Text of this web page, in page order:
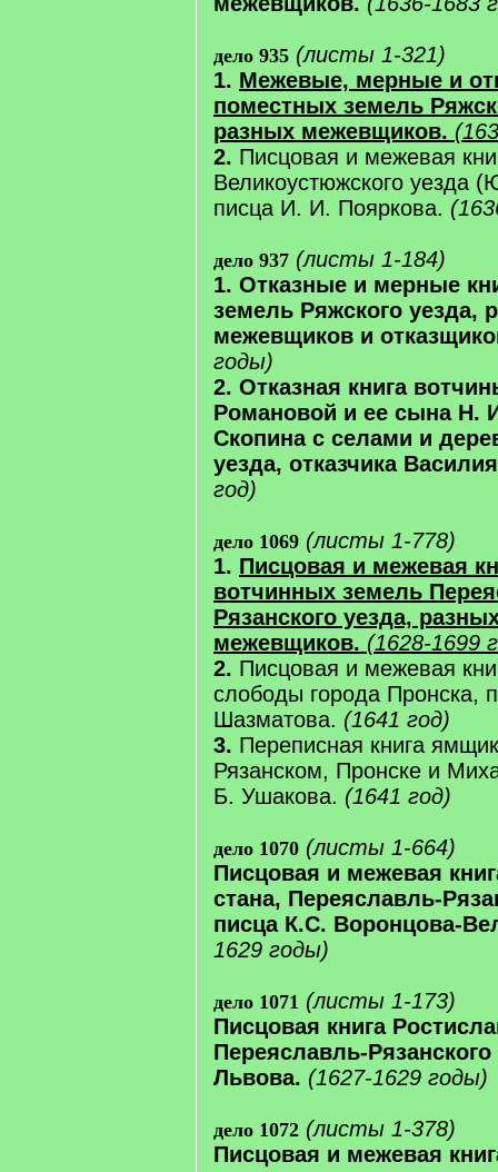
дело 935 (листы 1-321)
1. Межевые, мерные и
поместных земель
разных межевщиков.
2. Писцовая и межевая
Великоустюжского уезда
писца И. И. Пояркова.
дело 937 (листы 1-184)
1. Отказные и мерные
земель Ряжского уезда,
межевщиков и
годы)
2. Отказная книга
Романовой и ее сына Н.
Скопина с селами и
уезда, отказчика
год)
дело 1069 (листы 1-778)
1. Писцовая и межевая
вотчинных земель
Рязанского уезда,
межевщиков. (1628-1699
2. Писцовая и межевая
слободы города Пронска,
Шазматова. (1641 год)
3. Переписная книга
Рязанском, Пронске и
Б. Ушакова. (1641 год)
дело 1070 (листы 1-664)
Писцовая и межевая
стана, Переяславль-
писца К.С. Воронцова-
1629 годы)
дело 1071 (листы 1-173)
Писцовая книга
Переяславль-
Львова. (1627-1629 годы)
дело 1072 (листы 1-378)
Писцовая и межевая